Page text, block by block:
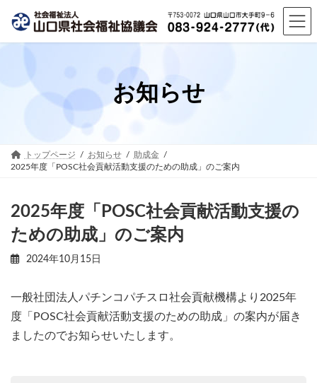
お知らせ
トップページ お知らせ
助成金
2025年度「POSC社会貢献活動支援のための助成」のご案内
2025年度「POSC社会貢献活動支援の
ための助成」のご案内
2024年10月15日
一般社団法人パチンコパチスロ社会貢献機構より2025年
度「POSC社会貢献活動支援のための助成」の案内が届き
ましたのでお知らせいたします。